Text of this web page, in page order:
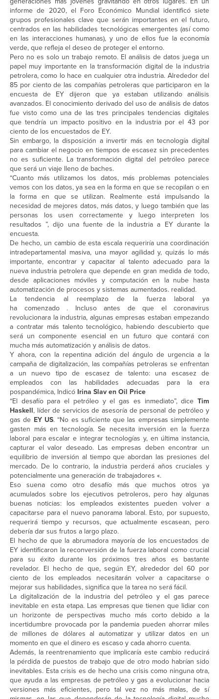
informe de 2020, el Foro Económico Mundial identificó siete
grupos profesionales clave que serán importantes en el futuro,
centrados en las habilidades tecnológicas emergentes (así como
en las interacciones humanas), y uno de ellos fue la economía
verde, que refleja el deseo de proteger el entorno.
Pero no es solo un trabajo remoto. El análisis de datos juega un
papel muy importante en la transformación digital de la industria
petrolera, como lo hace en cualquier otra industria. Alrededor del
85 por ciento de las compañías petroleras que participaron en la
encuesta de EY dijeron que ya estaban utilizando análisis
avanzados. El conocimiento derivado del uso de análisis de datos
fue visto como una de las tres principales tendencias digitales
que tendría un impacto positivo en la industria por el 43 por
ciento de los encuestados de EY.
Sin embargo, la disposición a invertir más en tecnología digital
para cambiar el negocio en tiempos de escasez sin precedentes
no es suficiente. La transformación digital del petróleo parece
que será un viaje lleno de baches.
“Cuanto más utilizamos los datos, más problemas potenciales
vemos con los datos, ya sea en la forma en que se recopilan o en
la forma en que se utilizan. Realmente está impulsando la
necesidad de mejores datos, más datos, y luego también que las
personas los usen correctamente y luego interpreten los
resultados ”, dijo una fuente de la industria a EY durante la
encuesta.
De hecho, un cambio de esta escala requeriría una coordinación
intradepartamental masiva, una mayor agilidad y, quizás lo más
importante, encontrar y capacitar al talento adecuado para la
nueva industria petrolera que depende en gran medida de todo,
desde aplicaciones móviles y computación en la nube hasta
automatización de procesos y sistemas aumentados. realidad.
La tendencia al reemplazo de la fuerza laboral ya
ha comenzado . Incluso antes de que el coronavirus
revolucionara la industria, algunas empresas estaban empezando
a contratar más talento tecnológico, habiendo descubierto que
será un componente esencial en un futuro que contará con
mucha más automatización y análisis de datos.
Y ahora, con la repentina adición del ángulo de urgencia a la
campaña de digitalización, las compañías petroleras se enfrentan
a un nuevo tipo de escasez de talento: una escasez de
empleados con las habilidades adecuadas para la era
pospandémica, Indicó Irina Slav en Oil Price
“El desafío para el petróleo y el gas es inmediato”, dice Tim
Haskell, líder de servicios de asesoría de personal de petróleo y
gas de EY US. “No es suficiente que las empresas simplemente
gasten más en tecnología. Se necesita inversión en la fuerza
laboral para escalar e integrar tecnologías y, en última instancia,
capturar el valor deseado. Las empresas deben encontrar un
equilibrio de inversión al tiempo que abordan las presiones del
mercado. De lo contrario, la industria perderá años cruciales y
potencialmente una generación de trabajadores «.
Eso suena como otro desafío más que muchos otros ya
acumulados sobre los ejecutivos petroleros, pero hay algunas
buenas noticias: los empleados existentes pueden volver a
capacitarse para el nuevo panorama laboral. Esto, por supuesto,
requerirá tiempo y recursos, que actualmente escasean, pero
debería dar sus frutos a largo plazo.
El hecho de que la abrumadora mayoría de los encuestados de
EY identificaron la reconversión de la fuerza laboral como crucial
para su éxito durante los próximos tres años es bastante
revelador. El hecho de que, según EY, alrededor del 60 por
ciento de los empleados necesitarán volver a capacitarse o
mejorar sus habilidades, significa que la tarea no será fácil.
La digitalización de la industria del petróleo y el gas parece
inevitable en esta etapa. Las empresas que tienen que lidiar con
un horizonte de perspectivas mucho más corto debido a la
incertidumbre provocada por la pandemia pueden ahorrar miles
de millones de dólares al automatizar y utilizar datos en un
momento en que el dinero es escaso y cada ahorro cuenta.
Además, la reentrenamiento que implicaría este cambio reducirá
la pérdida de puestos de trabajo que de otro modo habrían sido
inevitables. Esta crisis es de hecho una crisis como ninguna otra,
que ayuda a las empresas de petróleo y gas a evolucionar hacia
versiones más eficientes, pero tal vez no más malas, de sí